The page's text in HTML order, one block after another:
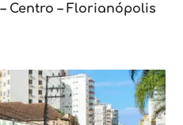
Centro – Florianópolis